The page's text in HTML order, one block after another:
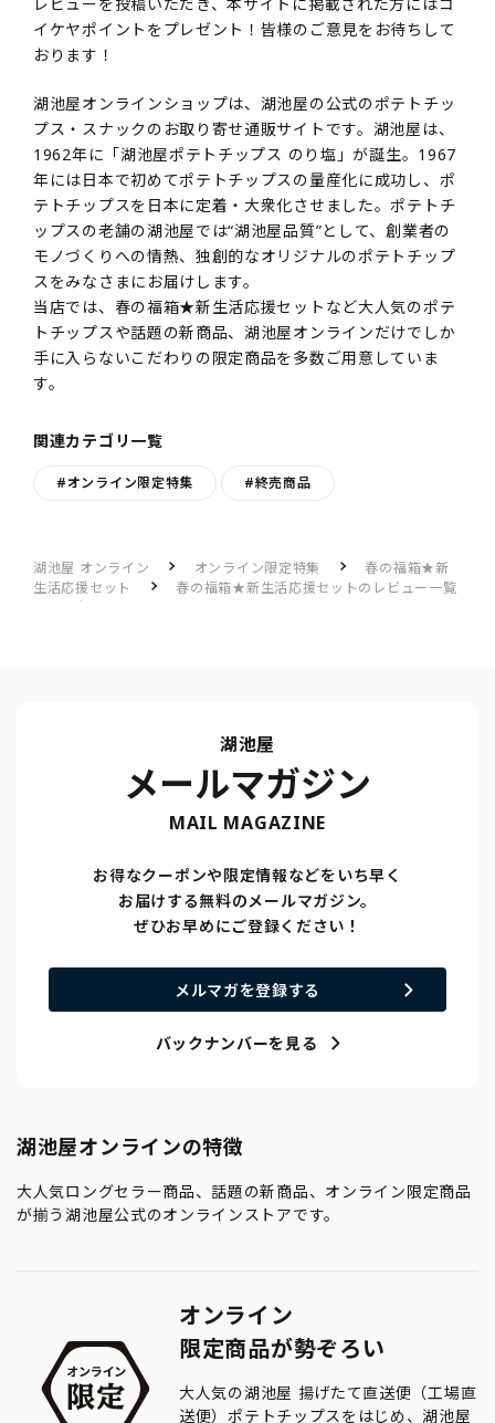
イケヤポイントをプレゼント！皆様のご意見をお待ちして
おります！
湖池屋オンラインショップは、湖池屋の公式のポテトチッ
プス・スナックのお取り寄せ通販サイトです。湖池屋は、
1962年に「湖池屋ポテトチップス のり塩」が誕生。1967
年には日本で初めてポテトチップスの量産化に成功し、ポ
テトチップスを日本に定着・大衆化させました。ポテトチ
ップスの老舗の湖池屋では“湖池屋品質”として、創業者の
モノづくりへの情熱、独創的なオリジナルのポテトチップ
スをみなさまにお届けします。
当店では、春の福箱★新生活応援セットなど大人気のポテ
トチップスや話題の新商品、湖池屋オンラインだけでしか
手に入らないこだわりの限定商品を多数ご用意していま
す。
関連カテゴリ一覧
#オンライン限定特集 #終売商品
湖池屋 オンライン オンライン限定特集
春の福箱★新
生活応援セット
春の福箱★新生活応援セットのレビュー一覧
大喜び
湖池屋
メールマガジン
MAIL MAGAZINE
お得なクーポンや限定情報などをいち早く
お届けする無料のメールマガジン。
ぜひお早めにご登録ください！
メルマガを登録する
バックナンバーを見る
湖池屋オンラインの特徴
大人気ロングセラー商品、話題の新商品、オンライン限定商品
が揃う湖池屋公式のオンラインストアです。
オンライン
限定商品が勢ぞろい
大人気の湖池屋 揚げたて直送便（工場直
送便）ポテトチップスをはじめ、湖池屋